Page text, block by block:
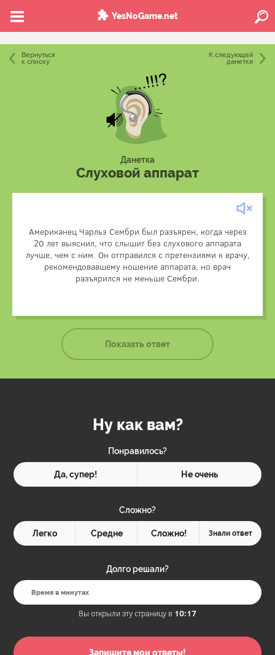
YesNoGame.net
Вернуться
к списку
К следующей
данетке
Данетка
Слуховой аппарат
Американец Чарльз Сембри был разъярен, когда через
20 лет выяснил, что слышит без слухового аппарата
лучше, чем с ним. Он отправился с претензиями к врачу,
рекомендовавшему ношение аппарата, но врач
разъярился не меньше Сембри.
Больной носил аппарат на здоровом ухе.
Показать ответ
Ну как вам?
Понравилось?
Да, супер! Не очень
Сложно?
Легко Средне Сложно! Знали ответ
Долго решали?
Вы открыли эту страницу в 10:17